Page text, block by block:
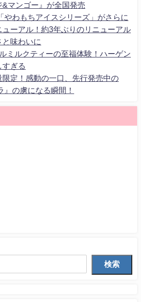
&マンゴー』が全国発売
やわもちアイスシリーズ」がさらに
ューアル！約3年ぶりのリニューアル
味わいに
ミルクティーの至福体験！ハーゲン
すぎる
定！感動の一口、先行発売中の
』の虜になる瞬間！
検索